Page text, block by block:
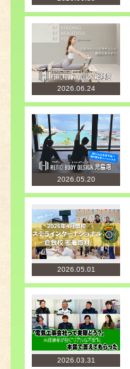
2026.06.24
2026.05.20
2026.05.01
2026.03.31